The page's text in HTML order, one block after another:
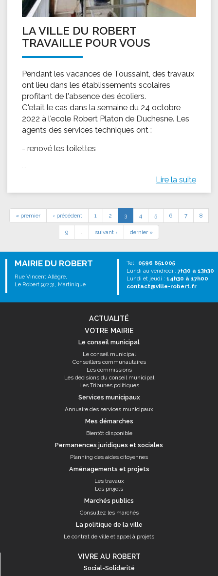
LA VILLE DU ROBERT
TRAVAILLE POUR VOUS
Pendant les vacances de Toussaint, des travaux
ont lieu dans les établissements scolaires
profitant de l'absence des écoliers.
C'etait le cas dans la semaine du 24 octobre
2022 à l'ecole Robert Platon de Duchesne. Les
agents des services techniques ont :
- renové les toilettes
...
Lire la suite
« premier ‹ précédent 1 2 3 4 5 6 7 8
9 … suivant › dernier »
MAIRIE DU ROBERT
Rue Vincent Allègre,
Le Robert 97231, Martinique
Tél : 0596 651005
Lundi au vendredi : 7h30 à 13h30
Lundi et jeudi : 14h30 à 17h00
contact@ville-robert.fr
ACTUALITÉ
VOTRE MAIRIE
Le conseil municipal
Le conseil municipal
Conseillers communautaires
Les commissions
Les décisions du conseil municipal
Les Tribunes politiques
Services municipaux
Annuaire des services municipaux
Mes démarches
Bientôt disponible
Permanences juridiques et sociales
Planning des aides citoyennes
Aménagements et projets
Les travaux
Les projets
Marchés publics
Consultez les marchés
La politique de la ville
Le contrat de ville et appel à projets
VIVRE AU ROBERT
Social-Solidarité